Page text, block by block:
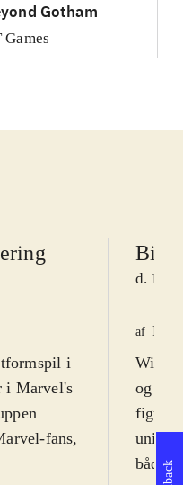
Gotham
Games
i
i Marvel's
fans,
d. 11.
af
Wii U.
og
figurer
både